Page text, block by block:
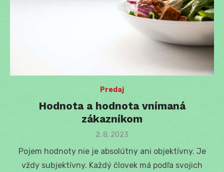
Predaj
Hodnota a hodnota vnímaná
zákazníkom
Posted
2. 8. 2023
Pojem hodnoty nie je absolútny ani objektívny. Je
vždy subjektívny. Každý človek má podľa svojich